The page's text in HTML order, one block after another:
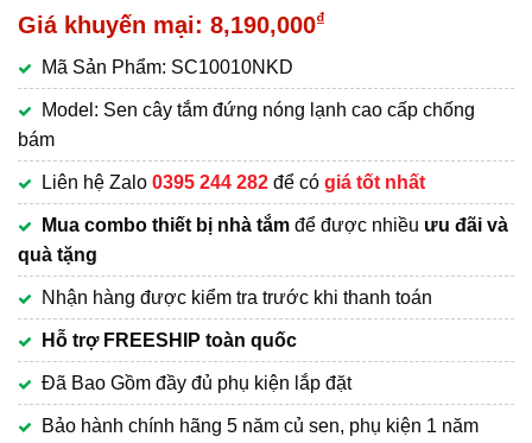
Giá
là:
10,460,000₫.
8,190,000₫
hiện
tại
là:
8,190,000₫.
Mã Sản Phẩm: SC10010NKD
Model: Sen cây tắm đứng nóng lạnh cao cấp chống
bám
Liên hệ Zalo 0395 244 282 để có giá tốt nhất
Mua combo thiết bị nhà tắm để được nhiều ưu đãi và
quà tặng
Nhận hàng được kiểm tra trước khi thanh toán
Hỗ trợ FREESHIP toàn quốc
Đã Bao Gồm đầy đủ phụ kiện lắp đặt
Bảo hành chính hãng 5 năm củ sen, phụ kiện 1 năm